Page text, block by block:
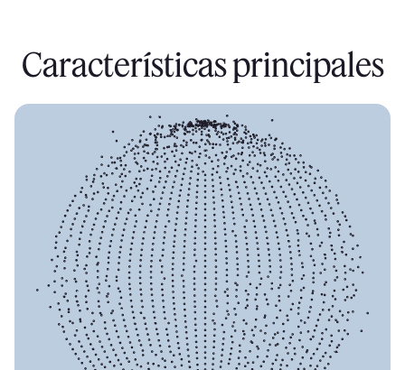
Características principales